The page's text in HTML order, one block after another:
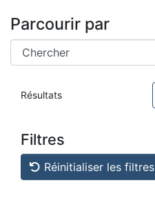
Parcourir par
Résultats
Filtres
Réinitialiser les filtres